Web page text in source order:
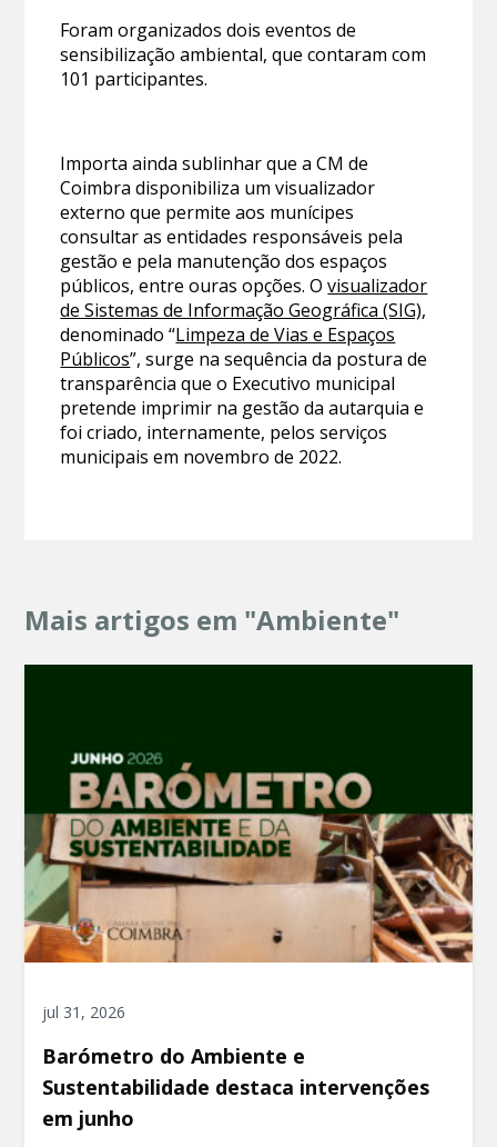
Foram organizados dois eventos de
sensibilização ambiental, que contaram com
101 participantes.
Importa ainda sublinhar que a CM de
Coimbra disponibiliza um visualizador
externo que permite aos munícipes
consultar as entidades responsáveis pela
gestão e pela manutenção dos espaços
públicos, entre ouras opções. Ovisualizador
de Sistemas de Informação Geográfica (SIG),
denominado “Limpeza de Vias e Espaços
Públicos”, surge na sequência da postura de
transparência que o Executivo municipal
pretende imprimir na gestão da autarquia e
foi criado, internamente, pelos serviços
municipais em novembro de 2022.
Mais artigos em "Ambiente"
jul 31, 2026
Barómetro do Ambiente e
Sustentabilidade destaca intervenções
em junho